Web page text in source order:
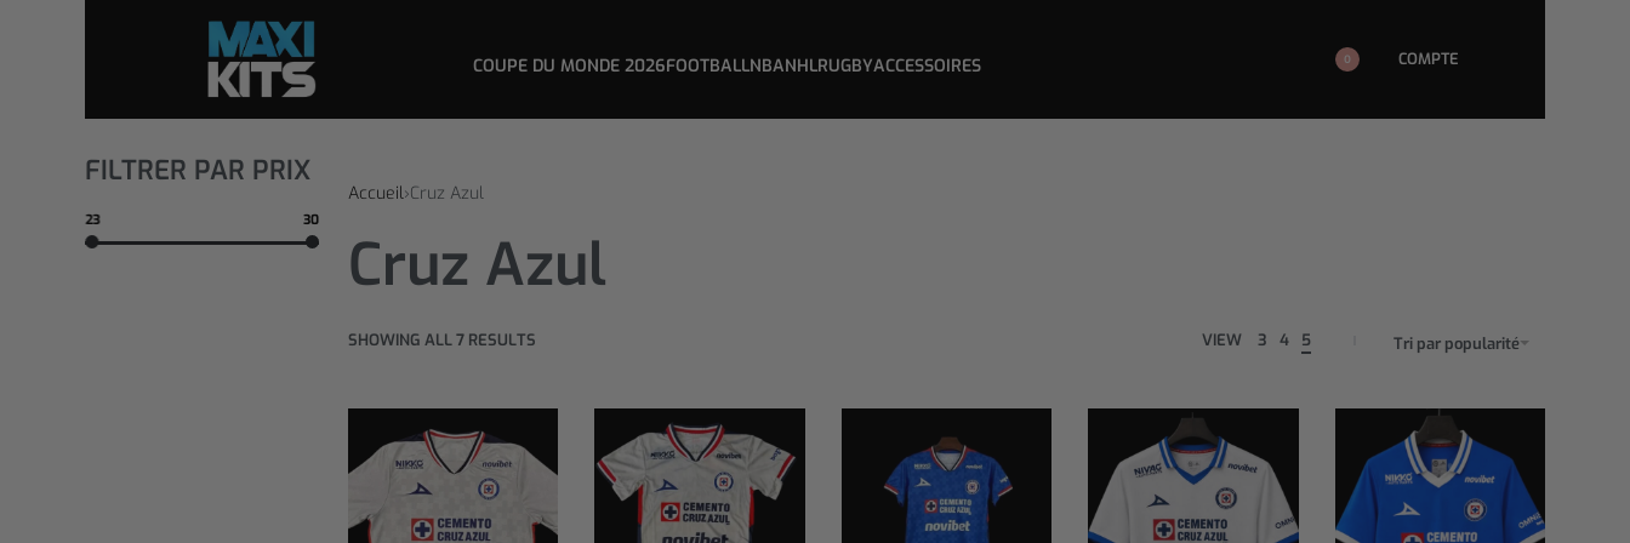
COUPE DU MONDE 2026FOOTBALLNBANHLRUGBYACCESSOIRES 0 COMPTE
FILTRER PAR PRIX
23 30
Accueil›Cruz Azul
Cruz Azul
SHOWING ALL 7 RESULTS VIEW 3 4 5 Tri par popularité